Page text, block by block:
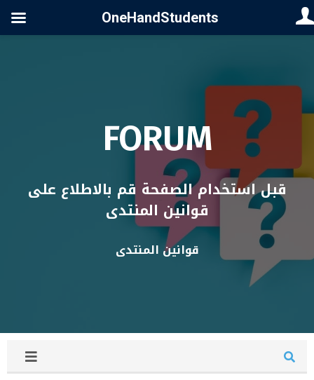
FORUM
قبل استخدام الصفحة قم بالاطلاع على
قوانين المنتدى
قوانين المنتدى
OneHandStudents